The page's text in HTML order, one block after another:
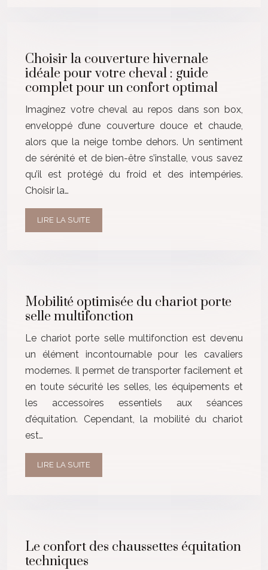
Choisir la couverture hivernale
idéale pour votre cheval : guide
complet pour un confort optimal
Imaginez votre cheval au repos dans son box,
enveloppé d’une couverture douce et chaude,
alors que la neige tombe dehors. Un sentiment
de sérénité et de bien-être s’installe, vous savez
qu’il est protégé du froid et des intempéries.
Choisir la…
LIRE LA SUITE
Mobilité optimisée du chariot porte
selle multifonction
Le chariot porte selle multifonction est devenu
un élément incontournable pour les cavaliers
modernes. Il permet de transporter facilement et
en toute sécurité les selles, les équipements et
les accessoires essentiels aux séances
d’équitation. Cependant, la mobilité du chariot
est…
LIRE LA SUITE
Le confort des chaussettes équitation
techniques